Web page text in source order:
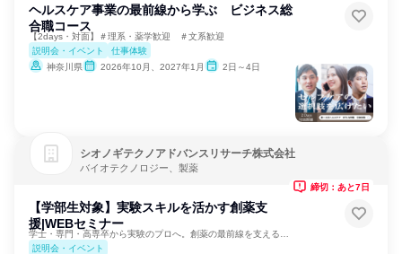
ヘルスケア事業の最前線から学ぶ ビジネス総
合職コース
【2days・対面】＃理系・薬学歓迎 ＃文系歓迎
説明会・イベント
仕事体験
神奈川県
2026年10月、2027年1月 2日～4日
シオノギテクノアドバンスリサーチ株式会社
バイオテクノロジー、製薬
【学部生対象】実験スキルを活かす創薬支
援|WEBセミナー
説明会・イベント
締切：あと7日